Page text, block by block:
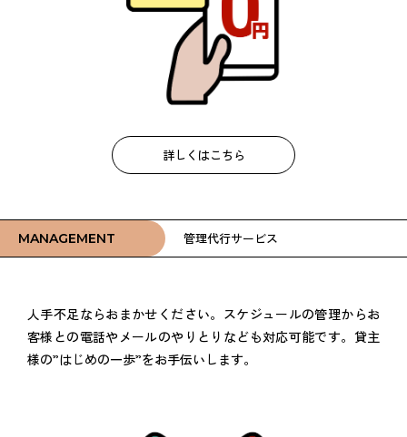
詳しくはこちら
MANAGEMENT 管理代行サービス
人手不足ならおまかせください。スケジュールの管理からお
客様との電話やメールのやりとりなども対応可能です。貸主
様の”はじめの一歩”をお手伝いします。